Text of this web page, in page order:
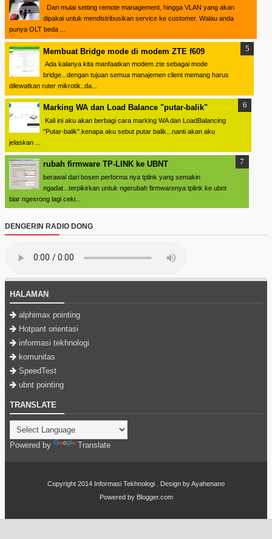
Dari mulai setting remote management, hingga VLAN yang akan
dipakai untuk mendistribusikan service ke customer. Walau anda
punya OLT beda ...
Membuat Bridge mode di modem ZTE f609
Ada kalanya kita manfaatkan modem zte sebagai mode
bridge...dengan tujuan semua manajemen client memang harus
dilewatkan ruter mikrotik..da...
Marking WA dan Load Balance "putar-balik"
Kali ini aku akan berbagi cara marking WA dan LoadBalancing
"Putar-balik".kenapa aku sebut putar balik...nanti akan aku
jelaskan ...
rubah firmware TP-LINK ke UBNT
berawal dari bosen performa nya tplink yang semakin
ngadat...terpikirkan untuk ngerubah firmwarenya tplink ke ubnt
biar ngesrong lagi ceki...
DENGERIN RADIO DONG
HALAMAN
alphimax pointing
Hotpant orientasi
informasi tekhnologi
komunitas
SpeedTest
ubnt pointing
TRANSLATE
Powered by Translate
Copyright 2014 Informasi Tekhnologi . Design byAyahenano
Powered by Blogger.com